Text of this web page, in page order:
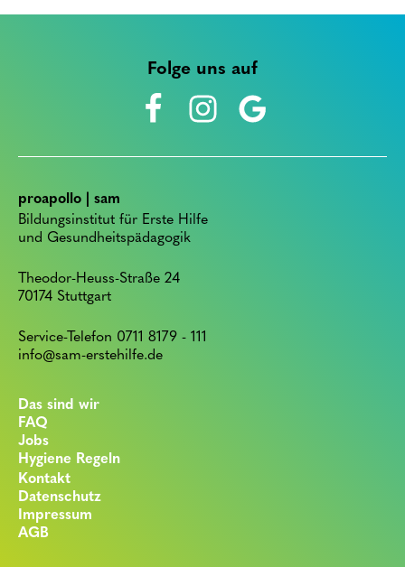
Folge uns auf
proapollo | sam
Bildungsinstitut für Erste Hilfe
und Gesundheitspädagogik
Theodor-Heuss-Straße 24
70174 Stuttgart
Service-Telefon 0711 8179 - 111
info@sam-erstehilfe.de
Das sind wir
FAQ
Jobs
Hygiene Regeln
Kontakt
Datenschutz
Impressum
AGB